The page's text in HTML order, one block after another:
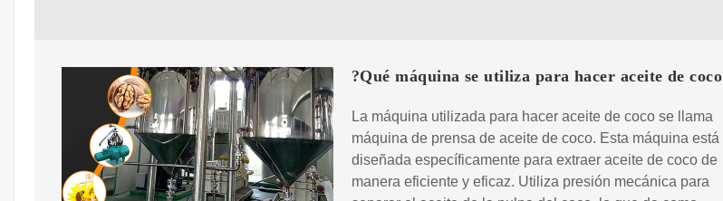
?Qué máquina se utiliza para hacer aceite de coco
La máquina utilizada para hacer aceite de coco se llama
máquina de prensa de aceite de coco. Esta máquina está
diseñada específicamente para extraer aceite de coco de
manera eficiente y eficaz. Utiliza presión mecánica para